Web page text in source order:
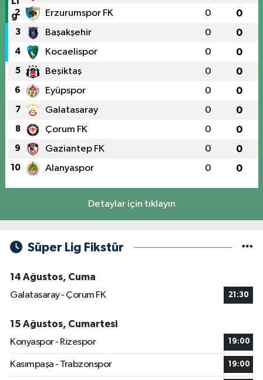
2 Erzurumspor FK 0 0
3 Başakşehir 0 0
4 Kocaelispor 0 0
5 Beşiktaş 0 0
6 Eyüpspor 0 0
7 Galatasaray 0 0
8 Çorum FK 0 0
9 Gaziantep FK 0 0
10 Alanyaspor 0 0
Detaylar için tıklayın
Süper Lig Fikstür
14 Ağustos, Cuma
Galatasaray - Çorum FK
21:30
15 Ağustos, Cumartesi
Konyaspor - Rizespor
19:00
Kasımpaşa - Trabzonspor 19:00